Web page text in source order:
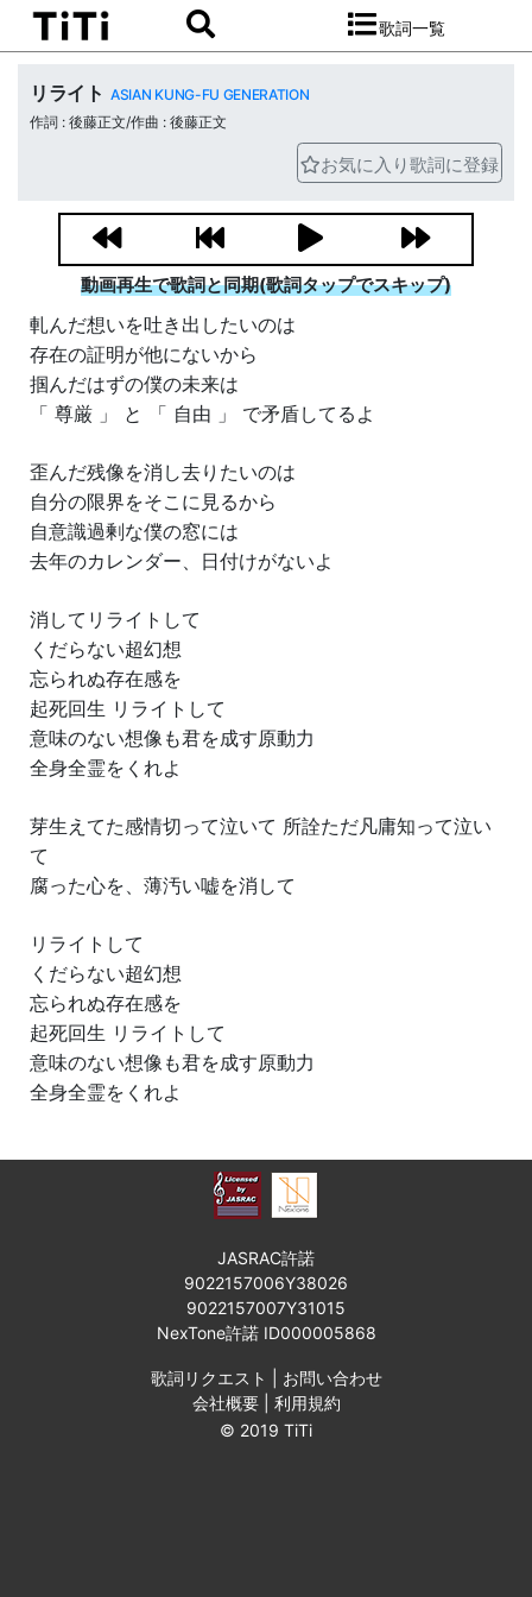
歌詞一覧
リライト ASIAN KUNG-FU GENERATION
作詞 : 後藤正文/作曲 : 後藤正文
お気に入り歌詞に登録
動画再生で歌詞と同期(歌詞タップでスキップ)
軋んだ想いを吐き出したいのは
存在の証明が他にないから
掴んだはずの僕の未来は
「 尊厳 」 と 「 自由 」 で矛盾してるよ
歪んだ残像を消し去りたいのは
自分の限界をそこに見るから
自意識過剰な僕の窓には
去年のカレンダー、日付けがないよ
消してリライトして
くだらない超幻想
忘られぬ存在感を
起死回生 リライトして
意味のない想像も君を成す原動力
全身全霊をくれよ
芽生えてた感情切って泣いて 所詮ただ凡庸知って泣い
て
腐った心を、薄汚い嘘を消して
リライトして
くだらない超幻想
忘られぬ存在感を
起死回生 リライトして
意味のない想像も君を成す原動力
全身全霊をくれよ
JASRAC許諾
9022157006Y38026
9022157007Y31015
NexTone許諾 ID000005868
歌詞リクエスト
お問い合わせ
会社概要| 利用規約
© 2019 TiTi